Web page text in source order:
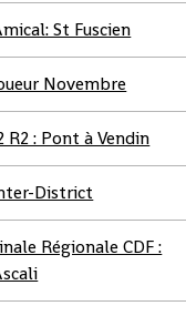
St Fuscien
Novembre
R2 : Pont à Vendin
District
Régionale CDF :